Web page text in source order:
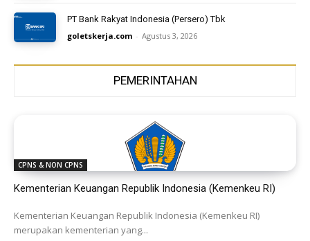
PT Bank Rakyat Indonesia (Persero) Tbk
goletskerja.com - Agustus 3, 2026
PEMERINTAHAN
CPNS & NON CPNS
Kementerian Keuangan Republik Indonesia (Kemenkeu RI)
Kementerian Keuangan Republik Indonesia (Kemenkeu RI)
merupakan kementerian yang...